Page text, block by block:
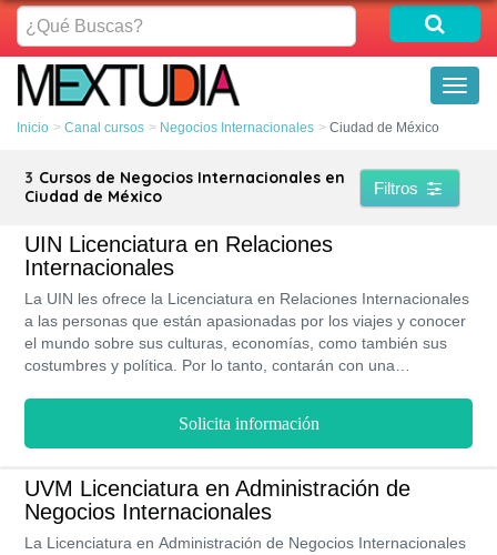
¿Qué
Buscas?
Inicio Canal cursos Negocios Internacionales Ciudad de México
3 Cursos de Negocios Internacionales en
Ciudad de México
Filtros
UIN Licenciatura en Relaciones
Internacionales
La UIN les ofrece la Licenciatura en Relaciones Internacionales
a las personas que están apasionadas por los viajes y conocer
el mundo sobre sus culturas, economías, como también sus
costumbres y política. Por lo tanto, contarán con una
contarán con becas según su rendimiento académico.
Solicita información
UVM Licenciatura en Administración de
Negocios Internacionales
La Licenciatura en Administración de Negocios Internacionales